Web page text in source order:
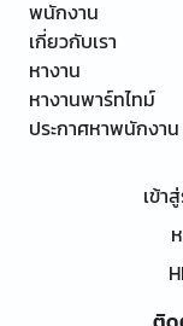
พนักงาน
เกี่ยวกับเรา
หางาน
หางานพาร์ทไทม์
ประกาศหาพนักงา
เข้า